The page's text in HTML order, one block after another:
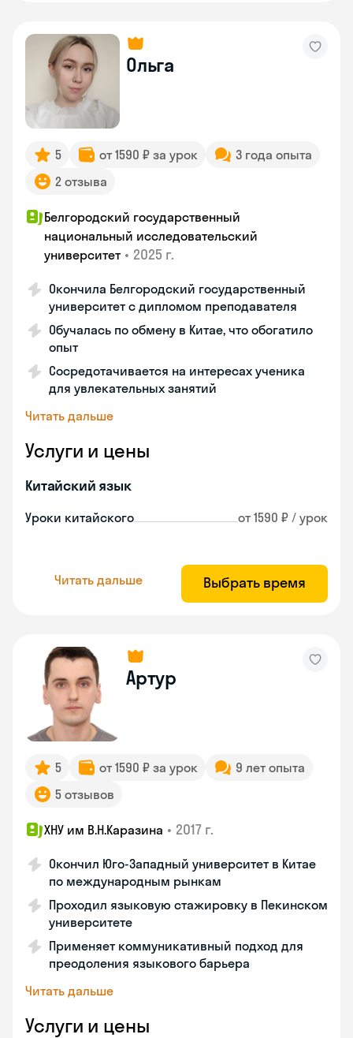
Ольга
5 от 1590 ₽ за урок
3 года опыта
2 отзыва
Белгородский государственный
национальный исследовательский
университет • 2025 г.
Окончила Белгородский государственный
университет с дипломом преподавателя
Обучалась по обмену в Китае, что обогатило
опыт
Сосредотачивается на интересах ученика
для увлекательных занятий
Читать дальше
Услуги и цены
Китайский язык
Уроки китайского от 1590 ₽ / урок
Читать дальше Выбрать время
Артур
5 от 1590 ₽ за урок
9 лет опыта
5 отзывов
ХНУ им В.Н.Каразина • 2017 г.
Окончил Юго-Западный университет в Китае
по международным рынкам
Проходил языковую стажировку в Пекинском
университете
Применяет коммуникативный подход для
преодоления языкового барьера
Читать дальше
Услуги и цены